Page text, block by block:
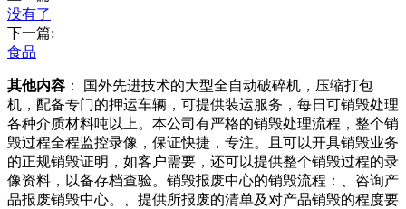
没有了
下一篇:
食品
其他内容 ： 国外先进技术的大型全自动破碎机，压缩打包
机，配备专门的押运车辆，可提供装运服务，每日可销毁处理
各种介质材料吨以上。本公司有严格的销毁处理流程，整个销
毁过程全程监控录像，保证快捷，专注。且可以开具销毁业务
的正规销毁证明，如客户需要，还可以提供整个销毁过程的录
像资料，以备存档查验。销毁报废中心的销毁流程：、咨询产
品报废销毁中心。、提供所报废的清单及对产品销毁的程度要